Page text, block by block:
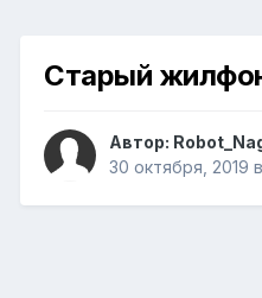
Старый
Автор:
30 октября, 2019 в